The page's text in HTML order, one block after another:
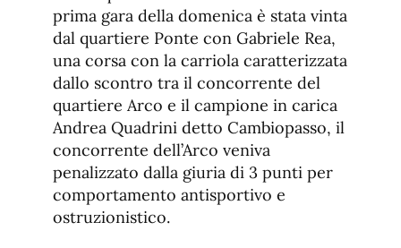
prima gara della domenica è stata vinta
dal quartiere Ponte con Gabriele Rea,
una corsa con la carriola caratterizzata
dallo scontro tra il concorrente del
quartiere Arco e il campione in carica
Andrea Quadrini detto Cambiopasso, il
concorrente dell’Arco veniva
penalizzato dalla giuria di 3 punti per
comportamento antisportivo e
ostruzionistico.